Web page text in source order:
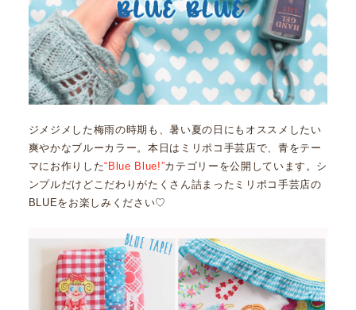
ジメジメした梅雨の時期も、暑い夏の日にもオススメしたい
爽やかなブルーカラー。本日はミリポコ手芸店で、青をテー
マにお作りした“Blue Blue!”カテゴリーを公開しています。シ
ンプルだけどこだわりがたくさん詰まったミリポコ手芸店の
BLUEをお楽しみください♡